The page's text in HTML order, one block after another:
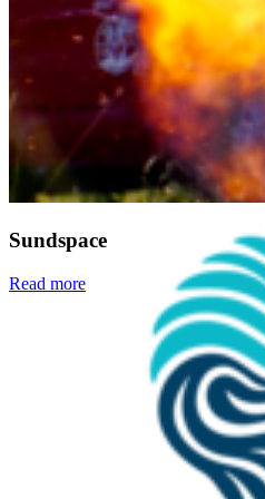
Sundspace
Read more